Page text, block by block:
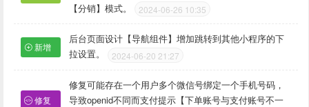
【分销】模式。
2024-06-26 10:35
新增
后台页面设计【导航组件】增加跳转到其他小程序的下
拉设置。
2024-06-20 21:27
修复
修复可能存在一个用户多个微信号绑定一个手机号码，
导致openid不同而支付提示【下单账号与支付账号不一